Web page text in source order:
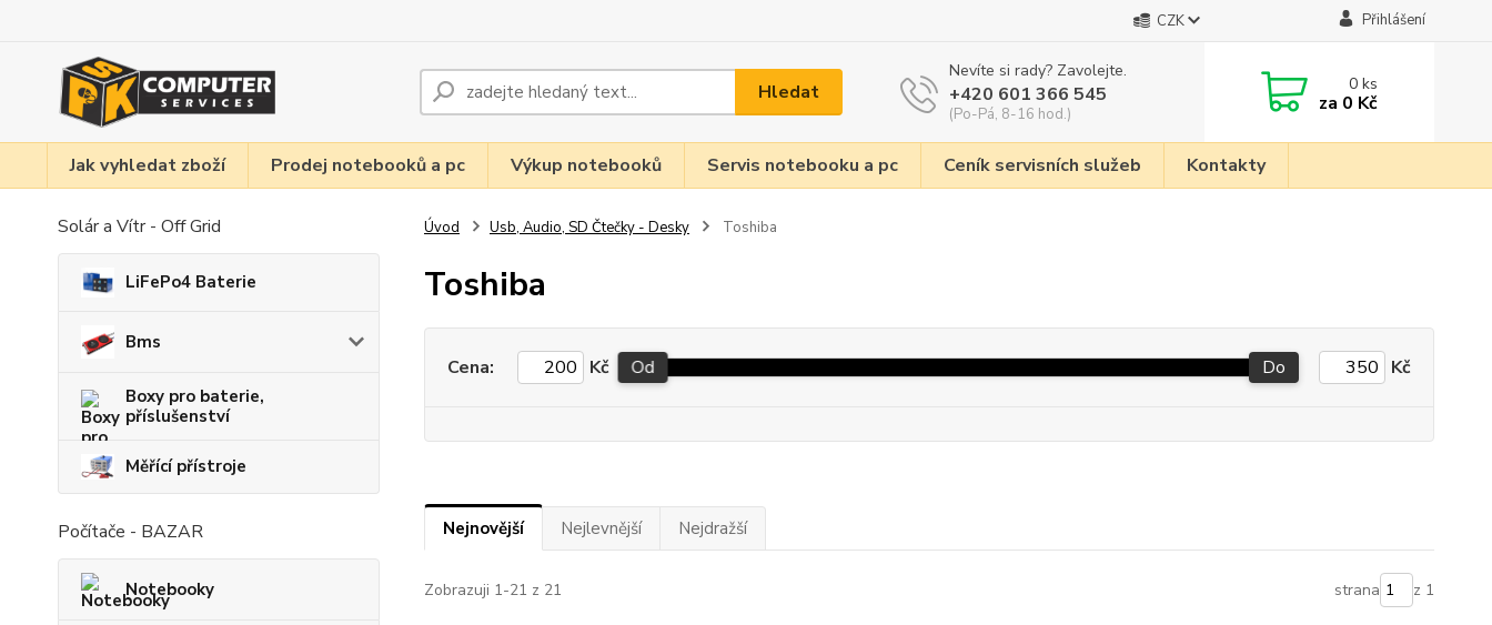
CZK Přihlášení
Hledat
Nevíte si rady? Zavolejte.
+420 601 366 545
(Po-Pá, 8-16 hod.)
0ks
za 0 Kč
Jak vyhledat zboží Prodej notebooků a pc Výkup notebooků Servis notebooku a pc Ceník servisních služeb Kontakty
Solár a Vítr - Off Grid
LiFePo4 Baterie
Bms
Boxy pro baterie,
příslušenství
Měřící přístroje
Počítače - BAZAR
Notebooky
Úvod Usb, Audio, SD Čtečky - Desky Toshiba
Toshiba
Cena: Kč Od Do Kč
Nejnovější Nejlevnější Nejdražší
Zobrazuji 1-21 z 21 strana z 1